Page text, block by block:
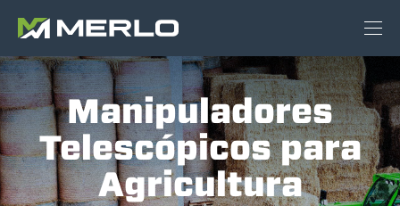
Manipuladores
Telescópicos para
Agricultura